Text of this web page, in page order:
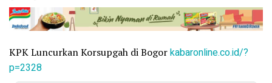
KPK Luncurkan Korsupgah di Bogorkabaronline.co.id/?
p=2328